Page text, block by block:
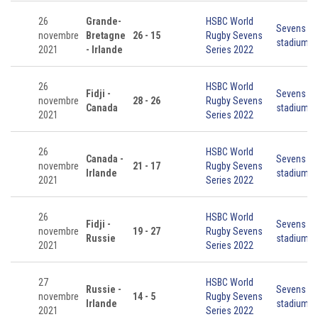
26
novembre
2021
Grande-
Bretagne
- Irlande
26 - 15
HSBC World
Rugby Sevens
Series 2022
Sevens
stadium
26
novembre
2021
Fidji -
Canada
28 - 26
HSBC World
Rugby Sevens
Series 2022
Sevens
stadium
26
novembre
2021
Canada -
Irlande
21 - 17
HSBC World
Rugby Sevens
Series 2022
Sevens
stadium
26
novembre
2021
Fidji -
Russie
19 - 27
HSBC World
Rugby Sevens
Series 2022
Sevens
stadium
27
novembre
2021
Russie -
Irlande
14 - 5
HSBC World
Rugby Sevens
Series 2022
Sevens
stadium